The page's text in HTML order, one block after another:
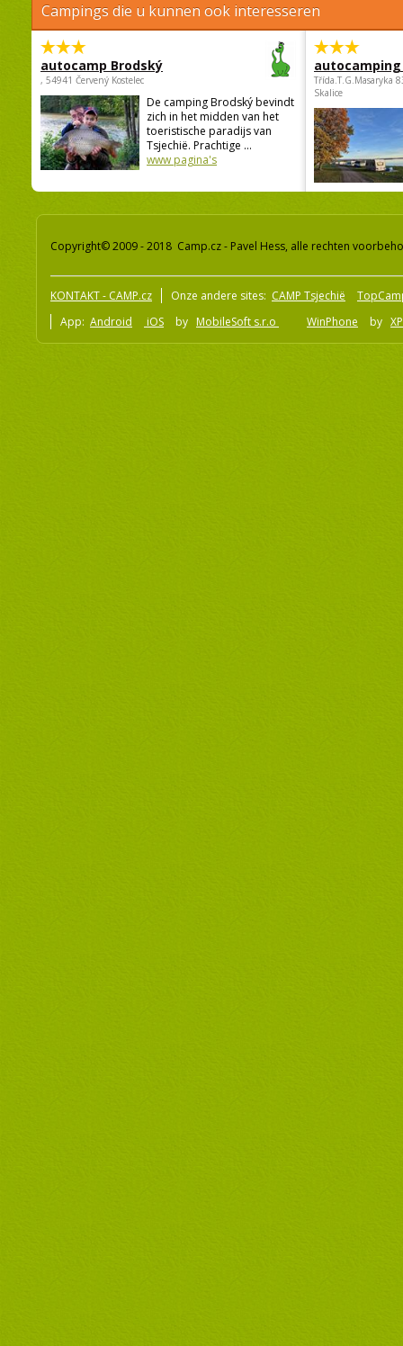
Campings die u kunnen ook interesseren
autocamp Brodský
, 54941 Červený Kostelec
De camping Brodský bevindt
zich in het midden van het
toeristische paradijs van
Tsjechië. Prachtige ...
www pagina's
autocamping
Třída.T.G.Masaryka
Skalice
Copyright© 2009 - 2018 Camp.cz - Pavel Hess, alle rechten
KONTAKT - CAMP.cz Onze andere sites: CAMP Tsjechië
App: Android iOS by MobileSoft s.r.o WinPhone by